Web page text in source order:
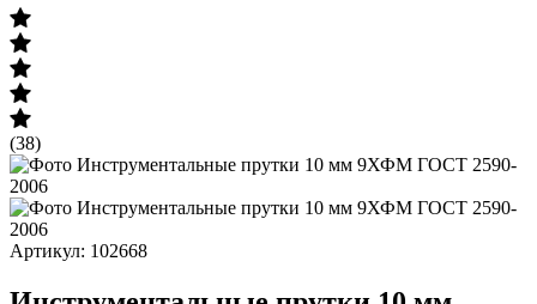
(38)
Артикул: 102668